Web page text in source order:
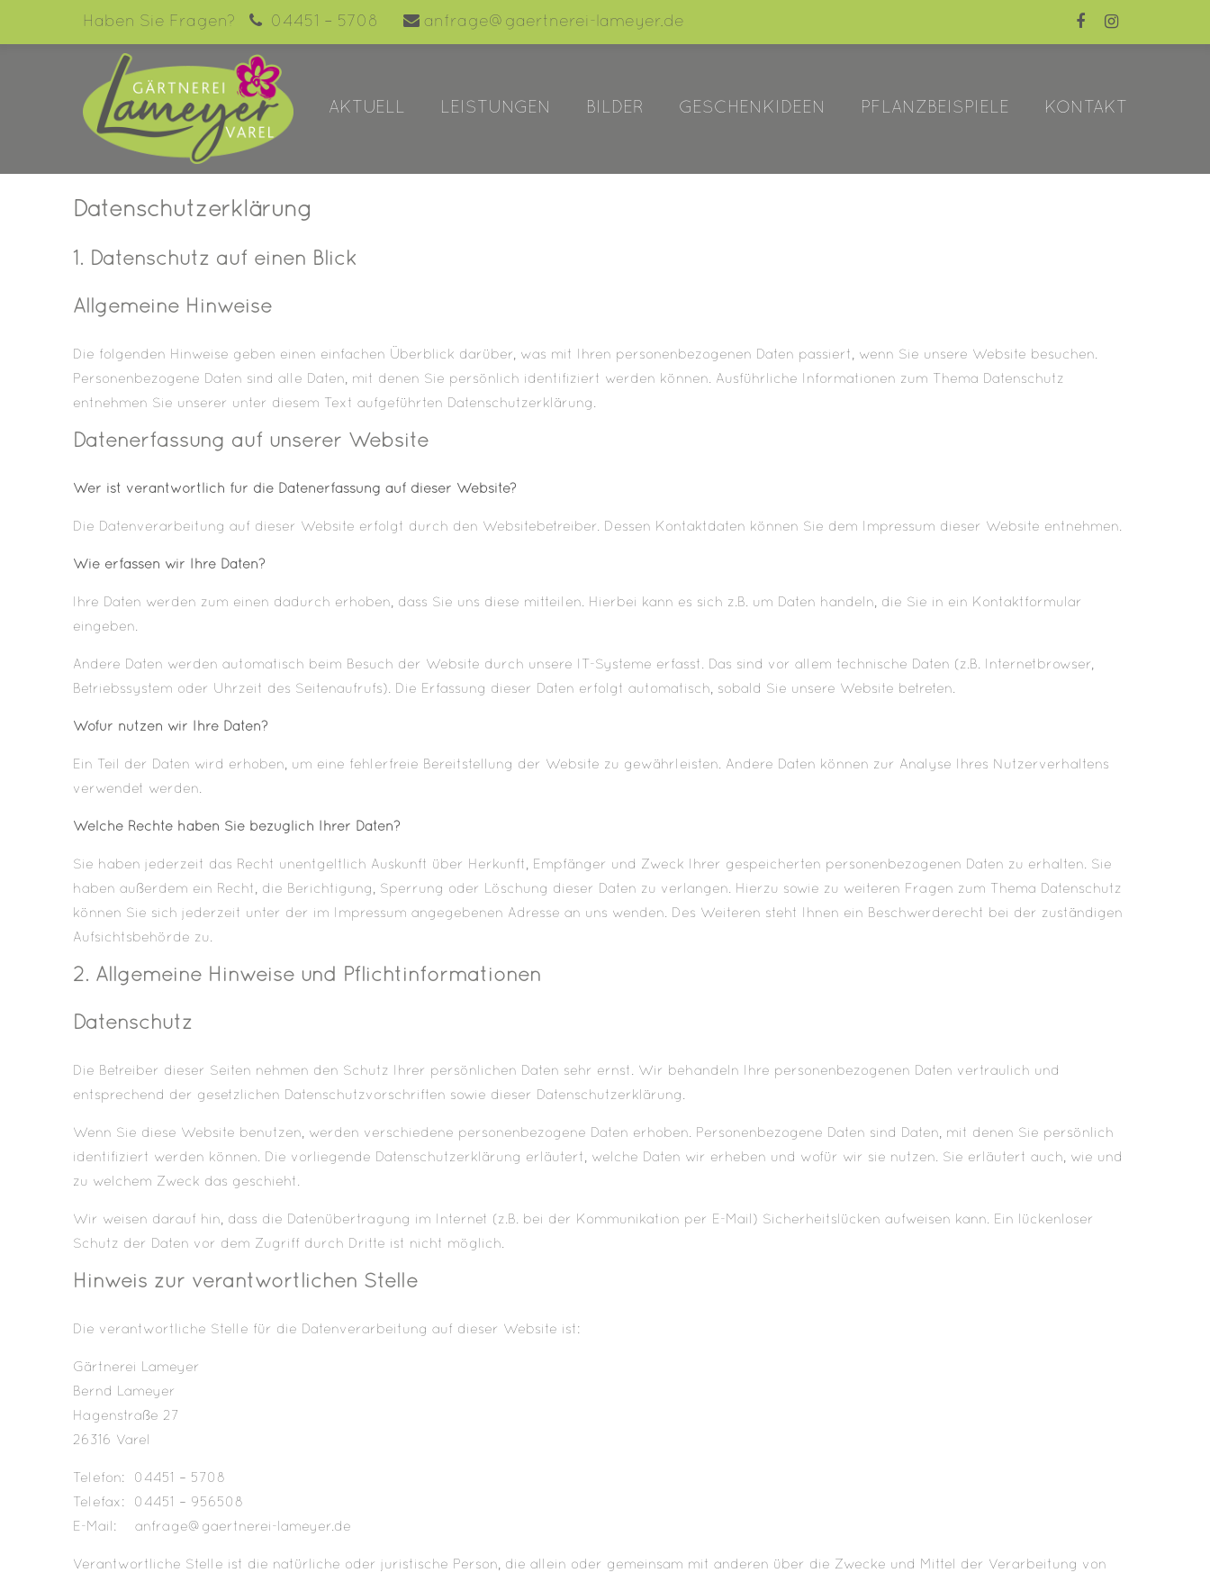
Der Eintrag "offcanvas-col1"
existiert leider nicht.
Der Eintrag "offcanvas-col2"
Der Eintrag "offcanvas-col3"
Der Eintrag "offcanvas-col4"
Haben Sie Fragen? 04451 – 5708 anfrage@gaertnerei-lameyer.de
AKTUELL LEISTUNGEN BILDER GESCHENKIDEEN PFLANZBEISPIELE KONTAKT
Datenschutzerklärung
1. Datenschutz auf einen Blick
Allgemeine Hinweise
Die folgenden Hinweise geben einen einfachen Überblick darüber, was mit Ihren personenbezogenen Daten passiert, wenn Sie unsere Website besuchen.
Personenbezogene Daten sind alle Daten, mit denen Sie persönlich identifiziert werden können. Ausführliche Informationen zum Thema Datenschutz
entnehmen Sie unserer unter diesem Text aufgeführten Datenschutzerklärung.
Datenerfassung auf unserer Website
Wer ist verantwortlich für die Datenerfassung auf dieser Website?
Die Datenverarbeitung auf dieser Website erfolgt durch den Websitebetreiber. Dessen Kontaktdaten können Sie dem Impressum dieser Website entnehmen.
Wie erfassen wir Ihre Daten?
Ihre Daten werden zum einen dadurch erhoben, dass Sie uns diese mitteilen. Hierbei kann es sich z.B. um Daten handeln, die Sie in ein Kontaktformular
eingeben.
Andere Daten werden automatisch beim Besuch der Website durch unsere IT-Systeme erfasst. Das sind vor allem technische Daten (z.B. Internetbrowser,
Betriebssystem oder Uhrzeit des Seitenaufrufs). Die Erfassung dieser Daten erfolgt automatisch, sobald Sie unsere Website betreten.
Wofür nutzen wir Ihre Daten?
Ein Teil der Daten wird erhoben, um eine fehlerfreie Bereitstellung der Website zu gewährleisten. Andere Daten können zur Analyse Ihres Nutzerverhaltens
verwendet werden.
Welche Rechte haben Sie bezüglich Ihrer Daten?
Sie haben jederzeit das Recht unentgeltlich Auskunft über Herkunft, Empfänger und Zweck Ihrer gespeicherten personenbezogenen Daten zu erhalten. Sie
haben außerdem ein Recht, die Berichtigung, Sperrung oder Löschung dieser Daten zu verlangen. Hierzu sowie zu weiteren Fragen zum Thema Datenschutz
können Sie sich jederzeit unter der im Impressum angegebenen Adresse an uns wenden. Des Weiteren steht Ihnen ein Beschwerderecht bei der zuständigen
Aufsichtsbehörde zu.
2. Allgemeine Hinweise und Pflichtinformationen
Datenschutz
Die Betreiber dieser Seiten nehmen den Schutz Ihrer persönlichen Daten sehr ernst. Wir behandeln Ihre personenbezogenen Daten vertraulich und
entsprechend der gesetzlichen Datenschutzvorschriften sowie dieser Datenschutzerklärung.
Wenn Sie diese Website benutzen, werden verschiedene personenbezogene Daten erhoben. Personenbezogene Daten sind Daten, mit denen Sie persönlich
identifiziert werden können. Die vorliegende Datenschutzerklärung erläutert, welche Daten wir erheben und wofür wir sie nutzen. Sie erläutert auch, wie und
zu welchem Zweck das geschieht.
Wir weisen darauf hin, dass die Datenübertragung im Internet (z.B. bei der Kommunikation per E-Mail) Sicherheitslücken aufweisen kann. Ein lückenloser
Schutz der Daten vor dem Zugriff durch Dritte ist nicht möglich.
Hinweis zur verantwortlichen Stelle
Die verantwortliche Stelle für die Datenverarbeitung auf dieser Website ist:
Gärtnerei Lameyer
Bernd Lameyer
Hagenstraße 27
26316 Varel
Telefon: 04451 – 5708
Telefax: 04451 – 956508
E-Mail: anfrage@gaertnerei-lameyer.de
Verantwortliche Stelle ist die natürliche oder juristische Person, die allein oder gemeinsam mit anderen über die Zwecke und Mittel der Verarbeitung von